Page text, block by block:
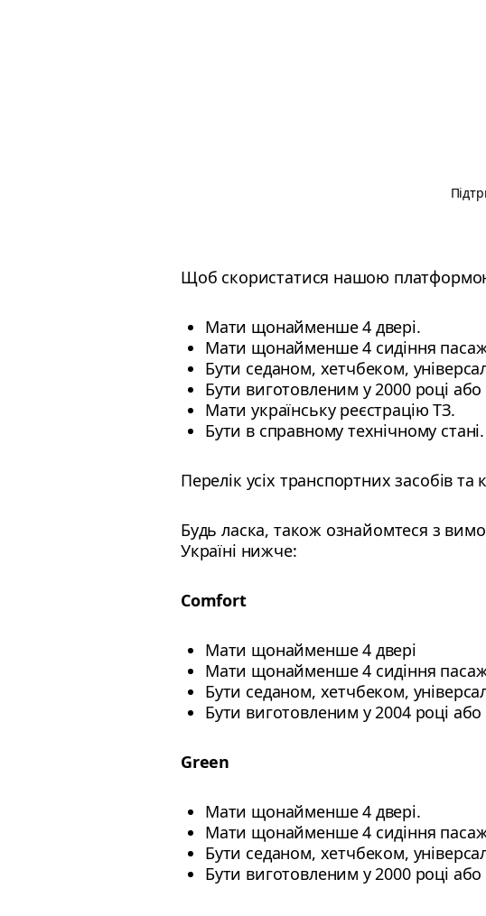
Щоб скористатися нашою
Мати щонайменше 4 двері.
Мати щонайменше 4 сидіння
Бути седаном, хетчбеком,
Бути виготовленим у 2000 році або
Мати українську реєстрацію ТЗ.
Бути в справному технічному стані.
Перелік усіх транспортних засобів
Будь ласка, також ознайомтеся з
Україні нижче:
Comfort
Мати щонайменше 4 двері
Мати щонайменше 4 сидіння
Бути седаном, хетчбеком,
Бути виготовленим у 2004 році або
Green
Мати щонайменше 4 двері.
Мати щонайменше 4 сидіння
Бути седаном, хетчбеком,
Бути виготовленим у 2000 році